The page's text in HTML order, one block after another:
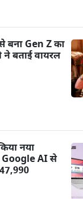
बना Gen Z का
ने बताई वायरल
नया
AI से